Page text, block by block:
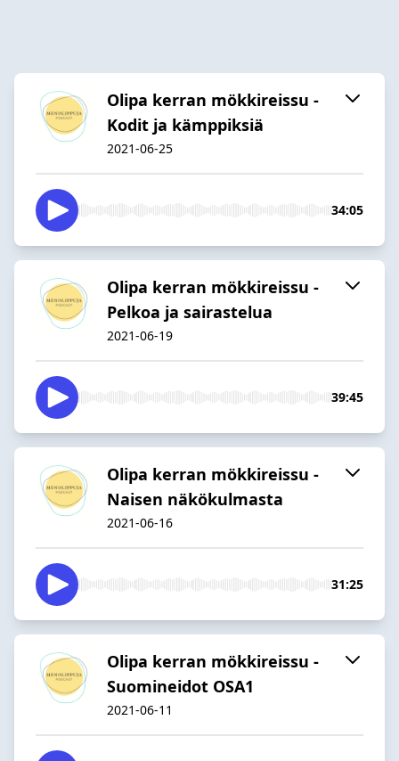
Olipa kerran mökkireissu -
Kodit ja kämppiksiä
2021-06-25
34:05
Olipa kerran mökkireissu -
Pelkoa ja sairastelua
2021-06-19
39:45
Olipa kerran mökkireissu -
Naisen näkökulmasta
2021-06-16
31:25
Olipa kerran mökkireissu -
Suomineidot OSA1
2021-06-11